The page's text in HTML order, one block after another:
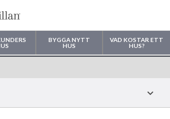
BYGGA NYTT
HUS
VAD KOSTAR ETT
HUS?
du bygga ditt hus?